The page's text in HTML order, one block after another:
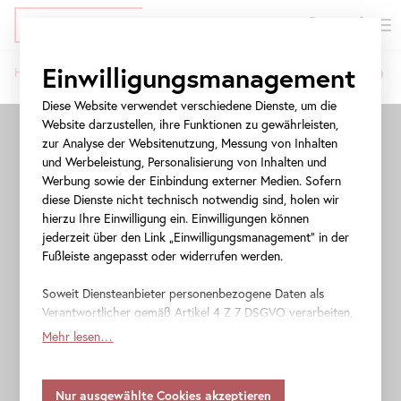
zum
Inhalt
Meta-
Navigation
springen
Navigation
springen
Schlossgarten
Pfadnavigation
Home Schlossgarten
Einwilligungsmanagement
Diese Website verwendet verschiedene Dienste, um die
Website darzustellen, ihre Funktionen zu gewährleisten,
zur Analyse der Websitenutzung, Messung von Inhalten
und Werbeleistung, Personalisierung von Inhalten und
Werbung sowie der Einbindung externer Medien. Sofern
diese Dienste nicht technisch notwendig sind, holen wir
hierzu Ihre Einwilligung ein. Einwilligungen können
jederzeit über den Link „Einwilligungsmanagement“ in der
Fußleiste angepasst oder widerrufen werden.
Soweit Diensteanbieter personenbezogene Daten als
Verantwortlicher gemäß Artikel 4 Z 7 DSGVO verarbeiten,
gilt Ihre Einwilligung auch für die Weitergabe an den
Daten in Staaten ohne Vorliegen eines
Mehr lesen…